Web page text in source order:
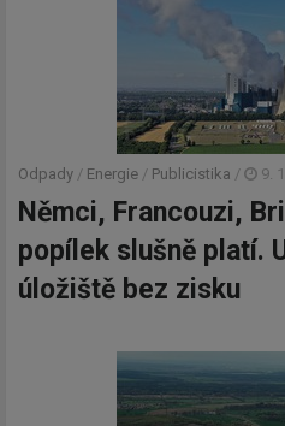
Odpady / Energie / Publicistika / 9.
Němci, Francouzi,
popílek slušně platí.
úložiště bez zisku